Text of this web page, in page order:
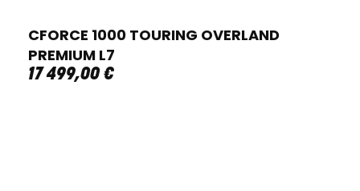
CFORCE 1000 TOURING OVERLAND
PREMIUM L7
17 499,00€